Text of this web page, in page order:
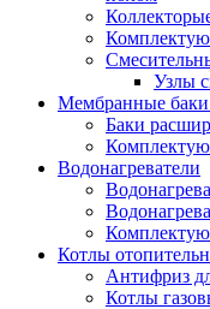
Узлы
Мембранные баки
Баки
Водонагреватели
Котлы
Антифриз
Котлы